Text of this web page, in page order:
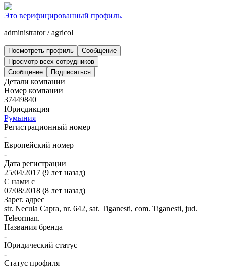
Это верифицированный профиль.
administrator/agricol
Посмотреть профиль
Сообщение
Просмотр всех сотрудников
Сообщение
Подписаться
Детали компании
Номер компании
37449840
Юрисдикция
Румыния
Регистрационный номер
-
Европейский номер
-
Дата регистрации
25/04/2017 (9 лет назад)
С нами с
07/08/2018 (8 лет назад)
Зарег. адрес
str. Necula Capra, nr. 642, sat. Tiganesti, com. Tiganesti, jud.
Teleorman.
Названия бренда
-
Юридический статус
-
Статус профиля